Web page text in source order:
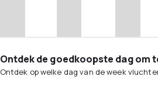
Ontdek de goedkoopste dag om
Ontdek op welke dag van de week